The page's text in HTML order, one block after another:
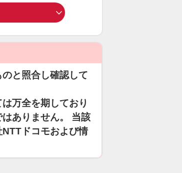
と照合し確認して
万全を期しており
ありません。 当該
ドコモおよび情